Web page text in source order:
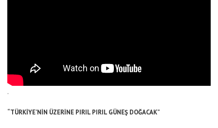
.
“TÜRKİYE’NİN ÜZERİNE PIRIL PIRIL GÜNEŞ DOĞACAK”